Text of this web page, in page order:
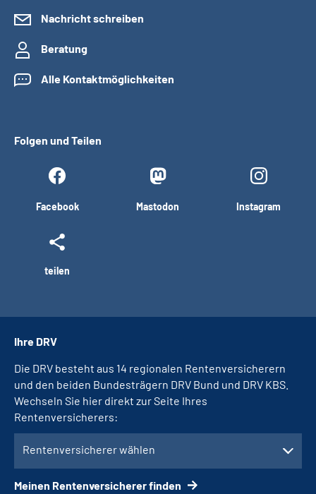
Nachricht schreiben
Beratung
Alle Kontaktmöglichkeiten
Folgen und Teilen
Facebook Mastodon Instagram
teilen
Ihre DRV
Die DRV besteht aus 14 regionalen Rentenversicherern
und den beiden Bundesträgern DRV Bund und DRV KBS.
Wechseln Sie hier direkt zur Seite Ihres
Rentenversicherers:
Rentenversicherer wählen
Meinen Rentenversicherer finden